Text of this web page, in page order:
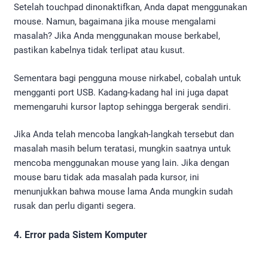
Setelah touchpad dinonaktifkan, Anda dapat menggunakan
mouse. Namun, bagaimana jika mouse mengalami
masalah? Jika Anda menggunakan mouse berkabel,
pastikan kabelnya tidak terlipat atau kusut.
Sementara bagi pengguna mouse nirkabel, cobalah untuk
mengganti port USB. Kadang-kadang hal ini juga dapat
memengaruhi kursor laptop sehingga bergerak sendiri.
Jika Anda telah mencoba langkah-langkah tersebut dan
masalah masih belum teratasi, mungkin saatnya untuk
mencoba menggunakan mouse yang lain. Jika dengan
mouse baru tidak ada masalah pada kursor, ini
menunjukkan bahwa mouse lama Anda mungkin sudah
rusak dan perlu diganti segera.
4. Error pada Sistem Komputer